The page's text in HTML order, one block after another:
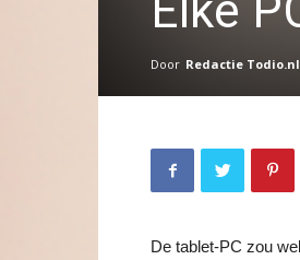
Door Redactie Todio.nl
De tablet-PC zou